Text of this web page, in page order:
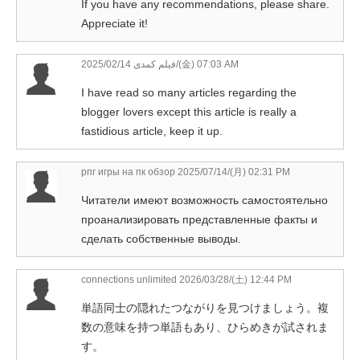
If you have any recommendations, please share.
Appreciate it!
فیلم کمدی2025/02/14/(金) 07:03 AM
I have read so many articles regarding the
blogger lovers except this article is really a
fastidious article, keep it up.
рпг игры на пк обзор 2025/07/14/(月) 02:31 PM
Читатели имеют возможность самостоятельно
проанализировать представленные факты и
сделать собственные выводы.
connections unlimited 2026/03/28/(土) 12:44 PM
単語同士の隠れたつながりを見つけましょう。複
数の意味を持つ単語もあり、ひらめきが試されま
す。